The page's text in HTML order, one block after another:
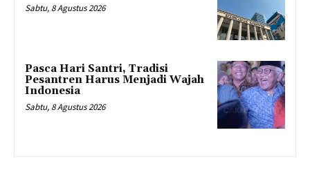
Sabtu, 8 Agustus 2026
Pasca Hari Santri, Tradisi
Pesantren Harus Menjadi Wajah
Indonesia
Sabtu, 8 Agustus 2026